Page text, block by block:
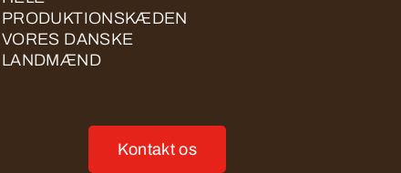
PRODUKTIONSKÆDEN
VORES DANSKE
LANDMÆND
Kontakt os